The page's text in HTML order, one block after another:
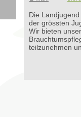
Die
der grössten
Wir bieten
teilzunehmen